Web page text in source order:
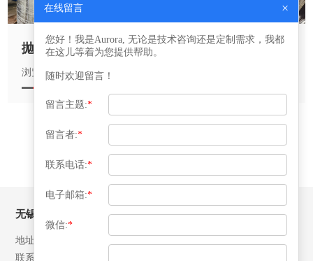
抛光设备
浏览产品详情
抛光设备
无锡益腾压力容器有限公司
地址：江苏省江阴市月城镇北环路28号
联系人：张先生
在线留言 ×
您好！我是Aurora, 无论是技术咨询还是定制需求，我都
在这儿等着为您提供帮助。
随时欢迎留言！
留言主题:*
留言者:*
联系电话:*
电子邮箱:*
微信:*